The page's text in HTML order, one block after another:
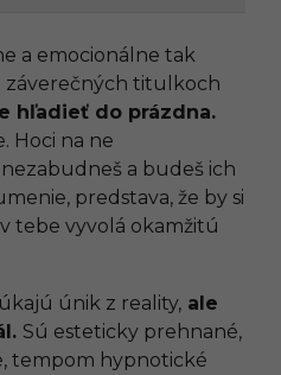
a emocionálne tak
záverečných titulkoch
hľadieť do prázdna.
Hoci na ne
a budeš ich
predstava, že by si
tebe vyvolá okamžitú
únik z reality, ale
Sú esteticky prehnané,
tempom hypnotické